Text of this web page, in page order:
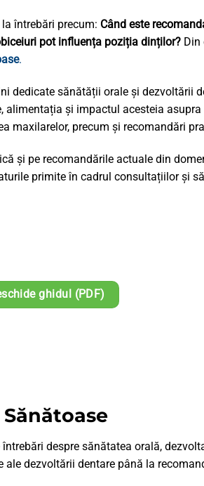
întrebări precum: Când este
pot influența poziția dinților?
.
dedicate sănătății orale și dezvoltării
și impactul acesteia
maxilarelor, precum și recomandări
și pe recomandările actuale din
primite în cadrul consultațiilor și
ghidul (PDF)
despre sănătatea orală,
dezvoltării dentare până la